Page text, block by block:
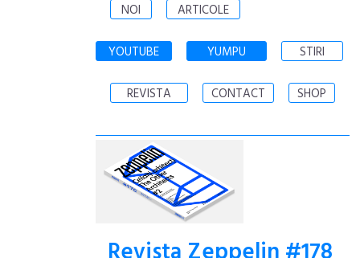
NOI ARTICOLE
YOUTUBE YUMPU STIRI
REVISTA CONTACT SHOP